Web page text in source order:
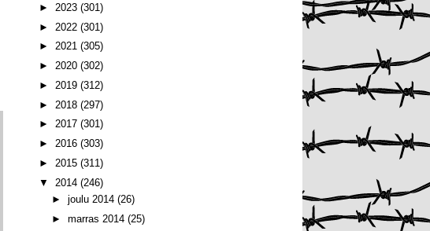
► 2023 (301)
► 2022 (301)
► 2021 (305)
► 2020 (302)
► 2019 (312)
► 2018 (297)
► 2017 (301)
► 2016 (303)
► 2015 (311)
▼ 2014 (246)
► joulu 2014 (26)
► marras 2014 (25)